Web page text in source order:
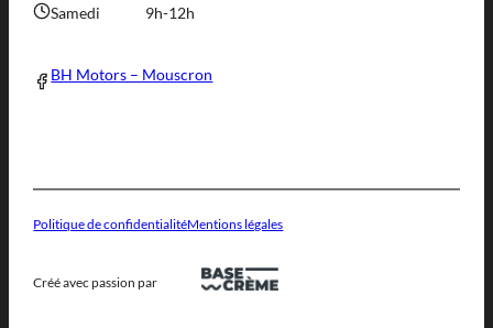
Samedi
9h-12h
BH Motors – Mouscron
Politique de confidentialitéMentions légales
Créé avec passion par